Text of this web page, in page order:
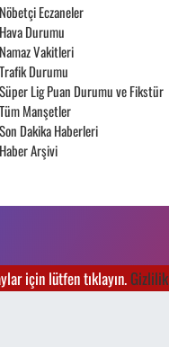
Nöbetçi Eczaneler
Hava Durumu
Namaz Vakitleri
Trafik Durumu
Süper Lig Puan Durumu ve Fikstür
Tüm Manşetler
Son Dakika Haberleri
Haber Arşivi
için lütfen tıklayın.